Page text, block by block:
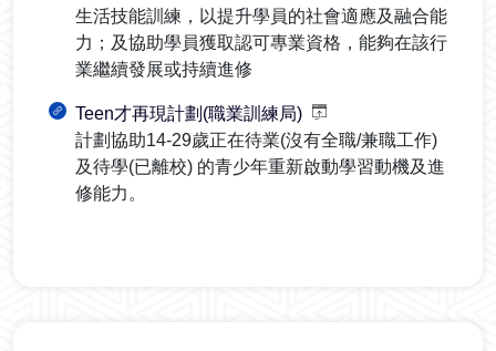
生活技能訓練，以提升學員的社會適應及融合能
力；及協助學員獲取認可專業資格，能夠在該行
業繼續發展或持續進修
Teen才再現計劃(職業訓練局)
計劃協助14-29歲正在待業(沒有全職/兼職工作)
及待學(已離校) 的青少年重新啟動學習動機及進
修能力。